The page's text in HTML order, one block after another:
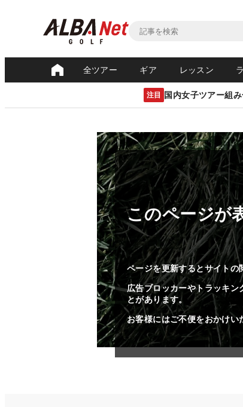
全ツアー ギア レッスン
注目 国内女子ツアー組
このページが
ページを更新するとサイトの
広告ブロッカーやトラッキン
とがあります。
お客様にはご不便をおかけい